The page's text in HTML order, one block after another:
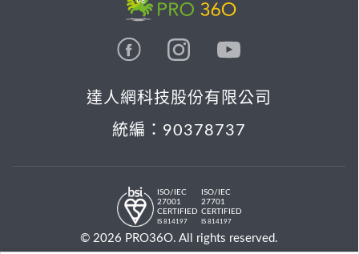
達人網科技股份有限公司
統編：90378737
ISO/IEC
27001
CERTIFIED
IS 814197
ISO/IEC
27701
CERTIFIED
IS 814197
© 2026 PRO36O. All rights reserved.